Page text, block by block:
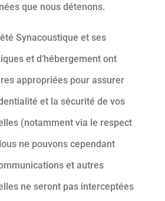
que nous détenons.
Synacoustique et ses
et d’hébergement ont
appropriées pour assurer
et la sécurité de vos
(notamment via le respect
ne pouvons cependant
et autres
ne seront pas interceptées